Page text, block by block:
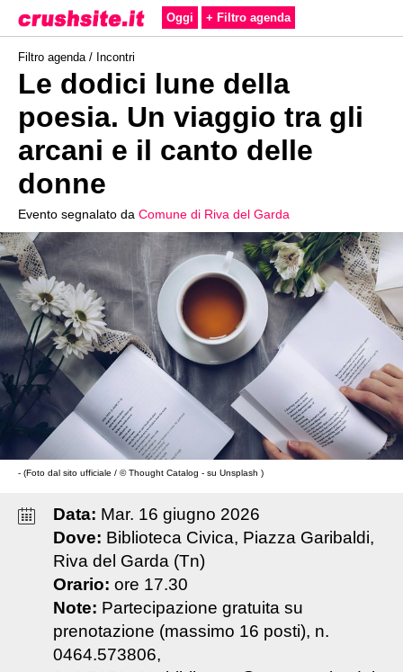
Oggi + Filtro agenda
Filtro agenda / Incontri
Le dodici lune della
poesia. Un viaggio tra gli
arcani e il canto delle
donne
Evento segnalato da Comune di Riva del Garda
- (Foto dal sito ufficiale / © Thought Catalog - su Unsplash )
Data: Mar. 16 giugno 2026
Dove: Biblioteca Civica, Piazza Garibaldi,
Riva del Garda (Tn)
Orario: ore 17.30
Note: Partecipazione gratuita su
prenotazione (massimo 16 posti), n.
0464.573806,